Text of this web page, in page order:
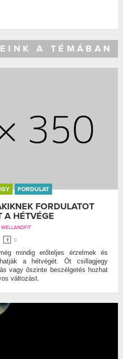
A TÉMÁBAN
FORDULAT
FORDULATOT
A HÉTVÉGE
WELLANDFIT
0
mindig erőteljes érzelmek és
a hétvégét. Öt csillagjegy
vagy őszinte beszélgetés hozhat
változást.